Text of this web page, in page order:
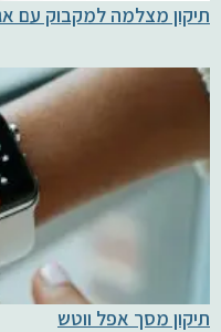
תיקון מצלמה למקבוק עם אגס נגוס 100%
תיקון מסך אפל ווטש